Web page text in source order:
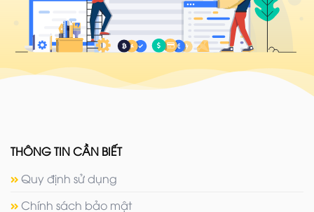
THÔNG TIN CẦN BIẾT
Quy định sử dụng
Chính sách bảo mật